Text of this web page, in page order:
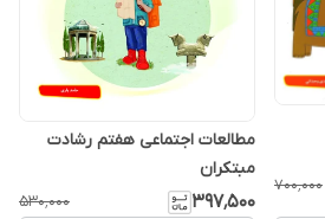
۷۰۰٬۰۰۰
مطالعات اجتماعی هفتم رشادت
مبتکران
۳۹۷٬۵۰۰ ۵۳۰٬۰۰۰